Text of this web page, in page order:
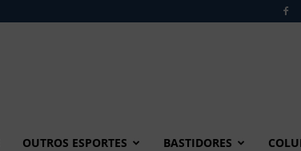
OUTROS ESPORTES BASTIDORES